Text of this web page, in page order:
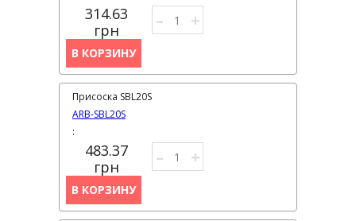
314.63
грн
– +
В КОРЗИНУ
ARB-SBL20S
Присоска SBL20S
483.37
грн
:
– +
В КОРЗИНУ